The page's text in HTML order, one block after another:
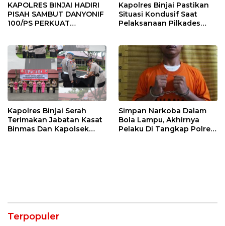
KAPOLRES BINJAI HADIRI
PISAH SAMBUT DANYONIF
100/PS PERKUAT
Kapolres Binjai Pastikan
Situasi Kondusif Saat
Pelaksanaan Pilkades
Kapolres Binjai Serah
Terimakan Jabatan Kasat
Binmas Dan Kapolsek
Simpan Narkoba Dalam
Bola Lampu, Akhirnya
Pelaku Di Tangkap Polres
Terpopuler